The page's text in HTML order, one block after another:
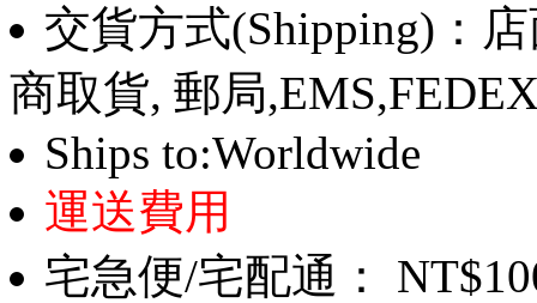
交貨方式(Shipping)：
商取貨, 郵局
Ships to:Worldwide
運送費用
宅急便/宅配通：